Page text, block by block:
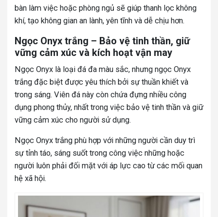
bàn làm việc hoặc phòng ngủ sẽ giúp thanh lọc không
khí, tạo không gian an lành, yên tĩnh và dễ chịu hơn.
Ngọc Onyx trắng – Bảo vệ tinh thần, giữ
vững cảm xúc và kích hoạt vận may
Ngọc Onyx là loại đá đa màu sắc, nhưng ngọc Onyx
trắng đặc biệt được yêu thích bởi sự thuần khiết và
trong sáng. Viên đá này còn chứa đựng nhiều công
dụng phong thủy, nhất trong việc bảo vệ tinh thần và giữ
vững cảm xúc cho người sử dụng.
Ngọc Onyx trắng phù hợp với những người cần duy trì
sự tỉnh táo, sáng suốt trong công việc những hoặc
người luôn phải đối mặt với áp lực cao từ các mối quan
hệ xã hội.